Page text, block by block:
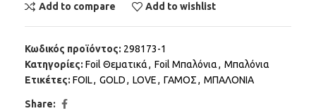
Add to compare Add to wishlist
Κωδικός προϊόντος: 298173-1
Κατηγορίες: Foil Θεματικά, Foil Μπαλόνια, Μπαλόνια
Ετικέτες: FOIL, GOLD, LOVE, ΓΑΜΟΣ, ΜΠΑΛΟΝΙΑ
Share: